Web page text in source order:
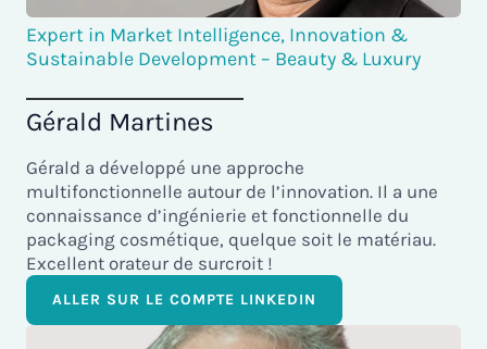
Expert in Market Intelligence, Innovation &
Sustainable Development – Beauty & Luxury
Gérald Martines
Gérald a développé une approche
multifonctionnelle autour de l’innovation. Il a une
connaissance d’ingénierie et fonctionnelle du
packaging cosmétique, quelque soit le matériau.
Excellent orateur de surcroit !
ALLER SUR LE COMPTE LINKEDIN